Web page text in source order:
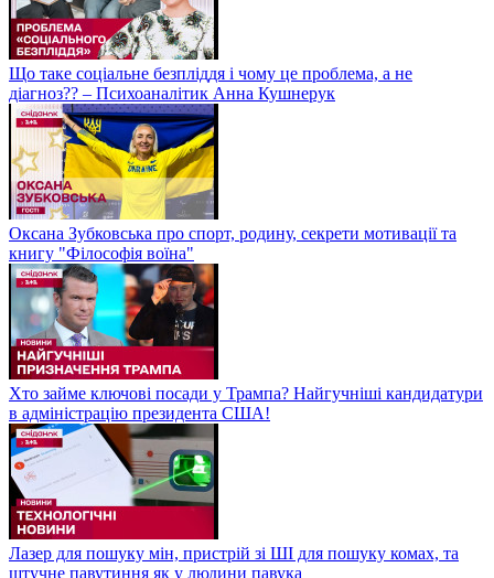
Що таке соціальне безпліддя і чому це проблема, а не
діагноз?? – Психоаналітик Анна Кушнерук
Оксана Зубковська про спорт, родину, секрети мотивації та
книгу "Філософія воїна"
Хто займе ключові посади у Трампа? Найгучніші кандидатури
в адміністрацію президента США!
Лазер для пошуку мін, пристрій зі ШІ для пошуку комах, та
штучне павутиння як у людини павука